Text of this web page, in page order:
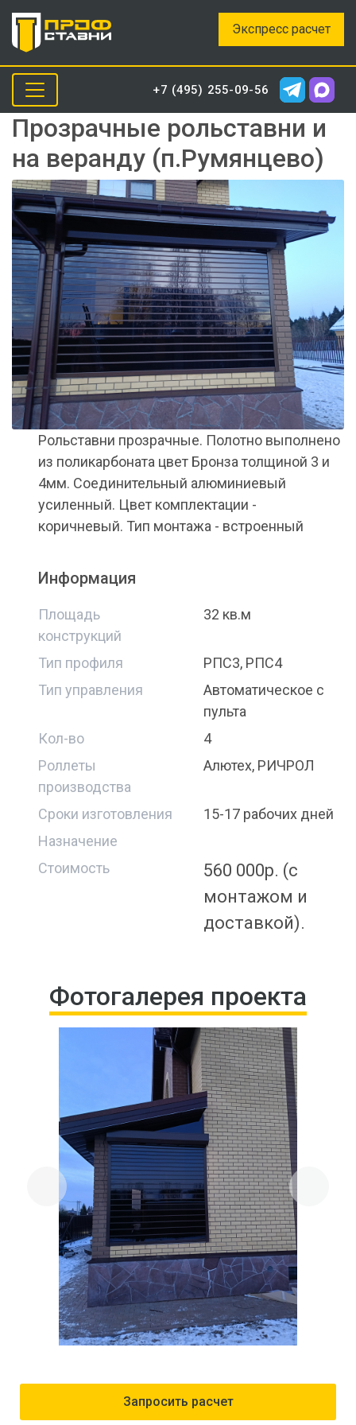
Экспресс расчет
+7 (495) 255-09-56
Прозрачные рольставни и
на веранду (п.Румянцево)
Рольставни прозрачные. Полотно выполнено
из поликарбоната цвет Бронза толщиной 3 и
4мм. Соединительный алюминиевый
усиленный. Цвет комплектации -
коричневый. Тип монтажа - встроенный
Информация
Площадь
конструкций
32 кв.м
Тип профиля
РПС3, РПС4
Тип управления
Автоматическое с
пульта
Кол-во
4
Роллеты
производства
Алютех, РИЧРОЛ
Сроки изготовления
15-17 рабочих дней
Назначение
Стоимость
560 000р. (с
монтажом и
доставкой).
Фотогалерея проекта
Previous
Запросить расчет